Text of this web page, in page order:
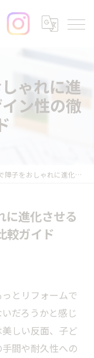
ゃれに進
ン性の徹
に進化させる耐久性とデザイン性の徹底比較ガイド
に進化させる
較ガイド
とリフォームで
だろうかと感じ
しい反面、子ど
間や耐久性への